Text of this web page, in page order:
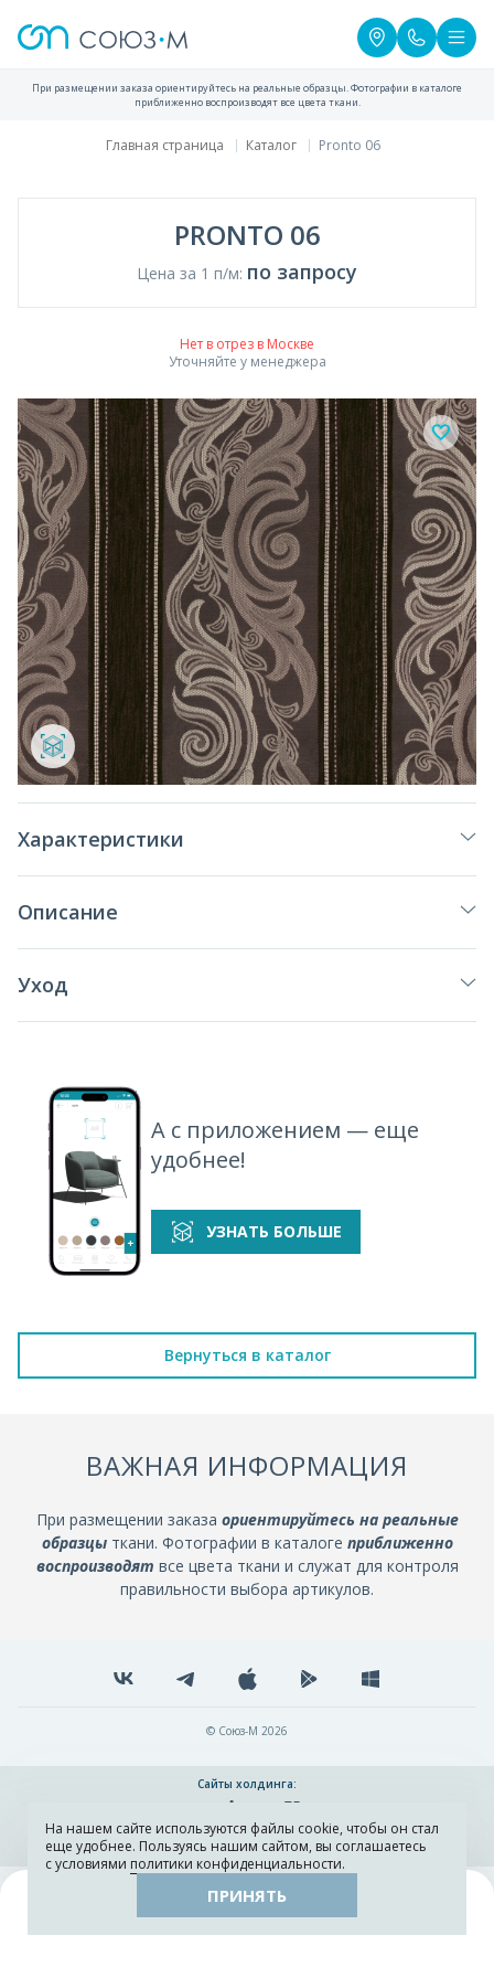
Каталог Остатки тканей
При размещении заказа ориентируйтесь на реальные образцы. Фотографии в каталоге
приближенно воспроизводят все цвета ткани.
Главная страница Каталог Pronto 06
PRONTO 06
Цена за 1 п/м: по запросу
Нет в отрез в Москве
Уточняйте у менеджера
Характеристики
Описание
Уход
А с приложением — еще
удобнее!
УЗНАТЬ БОЛЬШЕ
Вернуться в каталог
ВАЖНАЯ ИНФОРМАЦИЯ
При размещении заказа ориентируйтесь на реальные
образцыткани. Фотографии в каталоге приближенно
воспроизводят все цвета ткани и служат для контроля
правильности выбора артикулов.
© Союз-М 2026
Сайты холдинга:
Разработка и поддержка сайта ADN
На нашем сайте используются файлы cookie, чтобы он стал
еще удобнее. Пользуясь нашим сайтом, вы соглашаетесь
с условиями политики конфиденциальности.
ПРИНЯТЬ